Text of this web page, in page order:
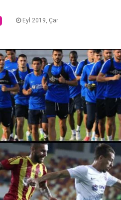
Eyl 2019, Çar